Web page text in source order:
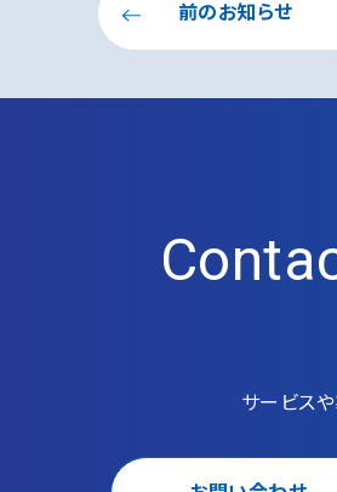
前のお知らせ
サービス